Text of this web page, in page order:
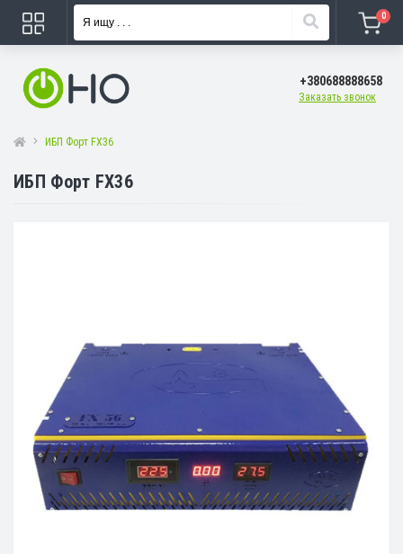
0
+380688888658
Заказать звонок
ИБП Форт FX36
ИБП Форт FX36